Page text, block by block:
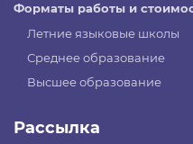
Форматы работы и
Летние языковые школы
Среднее образование
Высшее образование
Рассылка